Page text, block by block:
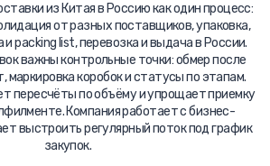
из Китая в Россию как один процесс:
от разных поставщиков, упаковка,
и packing list, перевозка и выдача в России.
важны контрольные точки: обмер после
маркировка коробок и статусы по этапам.
пересчёты по объёму и упрощает приемку
Компания работает с бизнес-
выстроить регулярный поток под график
закупок.